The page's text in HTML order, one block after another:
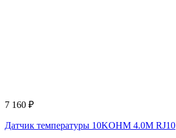
7 160 ₽
Датчик температуры 10KOHM 4.0M RJ10